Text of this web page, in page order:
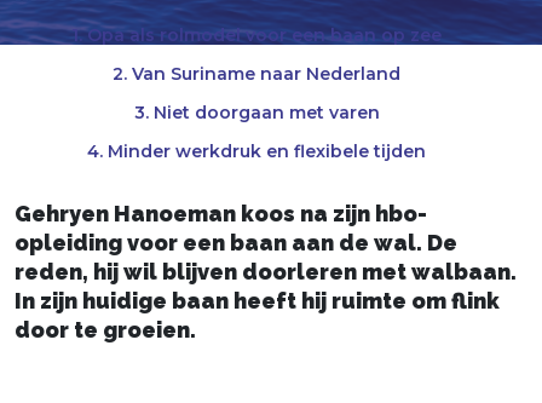
1. Opa als rolmodel voor een baan op zee
2. Van Suriname naar Nederland
3. Niet doorgaan met varen
4. Minder werkdruk en flexibele tijden
Gehryen Hanoeman koos na zijn hbo-
opleiding voor een baan aan de wal. De
reden, hij wil blijven doorleren met walbaan.
In zijn huidige baan heeft hij ruimte om flink
door te groeien.